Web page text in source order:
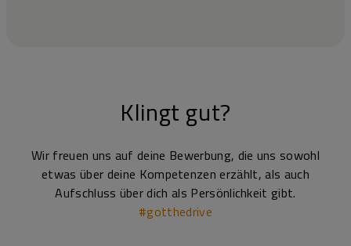
Klingt gut?
Wir freuen uns auf deine Bewerbung, die uns sowohl
etwas über deine Kompetenzen erzählt, als auch
Aufschluss über dich als Persönlichkeit gibt.
#gotthedrive